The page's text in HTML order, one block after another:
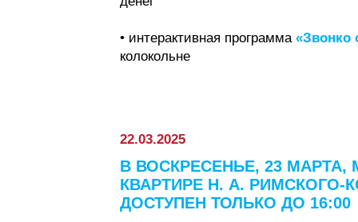
• интерактивная программа «Звонко
колокольне
22.03.2025
В ВОСКРЕСЕНЬЕ, 23
КВАРТИРЕ Н. А. РИМСКОГО-
ДОСТУПЕН ТОЛЬКО ДО 16:00